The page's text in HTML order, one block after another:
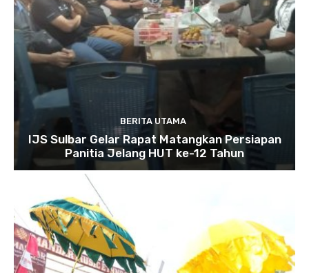
BERITA UTAMA
IJS Sulbar Gelar Rapat Matangkan Persiapan
Panitia Jelang HUT ke-12 Tahun